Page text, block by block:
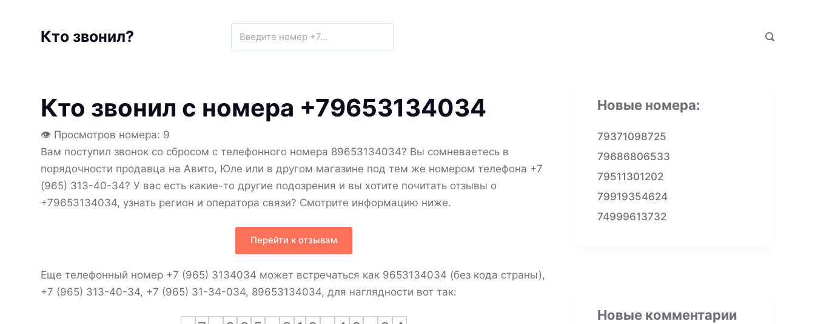
Кто звонил?
Кто звонил с номера +79653134034
👁 Просмотров номера: 9
Вам поступил звонок со сбросом с телефонного номера 89653134034? Вы сомневаетесь в
порядочности продавца на Авито, Юле или в другом магазине под тем же номером телефона +7
(965) 313-40-34? У вас есть какие-то другие подозрения и вы хотите почитать отзывы о
+79653134034, узнать регион и оператора связи? Смотрите информацию ниже.
Перейти к отзывам
Еще телефонный номер +7 (965) 3134034 может встречаться как 9653134034 (без кода страны),
+7 (965) 313-40-34, +7 (965) 31-34-034, 89653134034, для наглядности вот так:
Новые номера:
79371098725
79686806533
79511301202
79919354624
74999613732
Новые комментарии